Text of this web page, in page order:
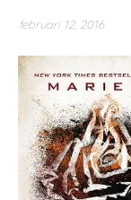
februari 12, 2016